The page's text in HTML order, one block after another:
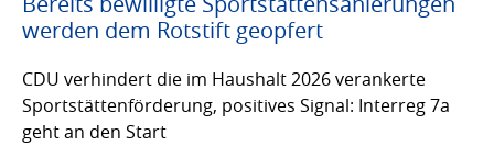
werden dem Rotstift geopfert
CDU verhindert die im Haushalt 2026 verankerte
Sportstättenförderung, positives Signal: Interreg 7a
geht an den Start